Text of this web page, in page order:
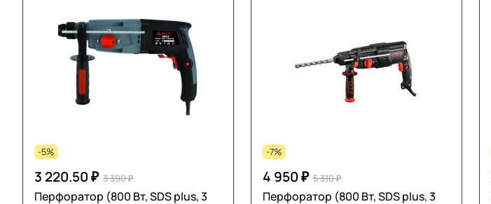
-5%
3 220.50 ₽ 3 390 ₽
Перфоратор (800 Вт, SDS plus, 3
-7%
4 950 ₽ 5 310 ₽
Перфоратор (800 Вт, SDS plus, 3